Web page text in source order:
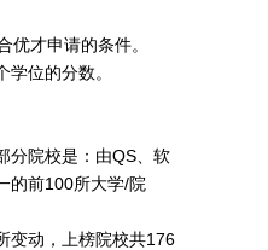
才申请的条件。
位的分数。
分院校是：由QS、软
的前100所大学/院
变动，上榜院校共176